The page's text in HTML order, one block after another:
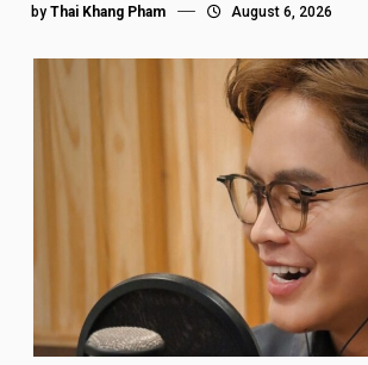
by Thai Khang Pham August 6, 2026